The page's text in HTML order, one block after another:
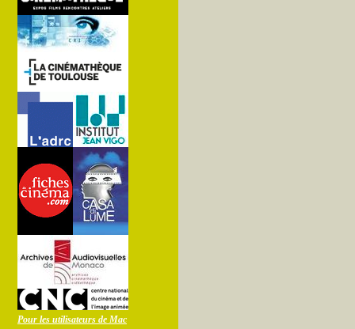
Pour les utilisateurs de Mac